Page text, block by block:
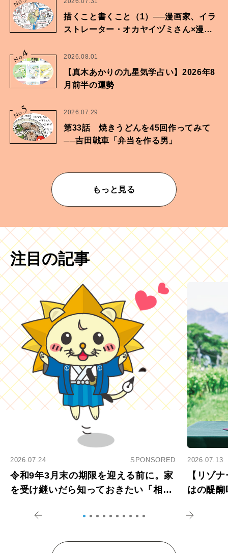
No.
描くこと書くこと（1）──漫画家、イラ
ストレーター・オカヤイヅミさん×漫画
No.
4 2026.08.01
【真木あかりの九星気学占い】2026年8
月前半の運勢
No.
5 2026.07.29
第33話 焼きうどんを45回作ってみて
──吉田戦車「弁当を作る男」
もっと見る
注目の記事
2026.07.24 SPONSORED
令和9年3月末の期限を迎える前に。家
を受け継いだら知っておきたい「相続
2026.07.13
【リゾ
はの醍